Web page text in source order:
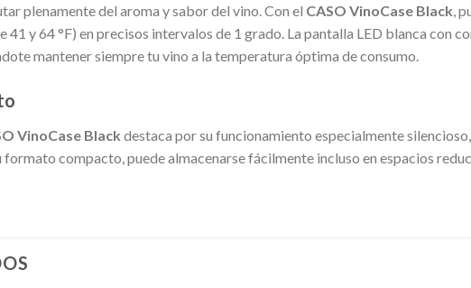
plenamente del aroma y sabor del vino. Con el CASO VinoCase Black,
y 64 °F) en precisos intervalos de 1 grado. La pantalla LED blanca con
mantener siempre tu vino a la temperatura óptima de consumo.
VinoCase Black destaca por su funcionamiento especialmente
formato compacto, puede almacenarse fácilmente incluso en espacios